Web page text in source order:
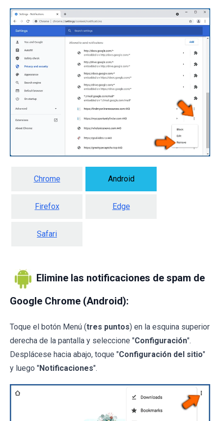
Chrome Android
Firefox Edge
Safari
Elimine las notificaciones de spam de
Google Chrome (Android):
Toque el botón Menú (tres puntos) en la esquina superior
derecha de la pantalla y seleccione "Configuración".
Desplácese hacia abajo, toque "Configuración del sitio"
y luego "Notificaciones".